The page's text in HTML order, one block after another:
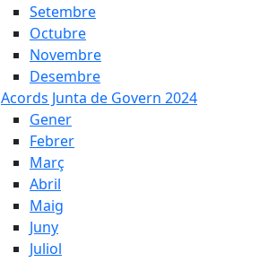
Setembre
Octubre
Novembre
Desembre
Acords Junta de Govern 2024
Gener
Febrer
Març
Abril
Maig
Juny
Juliol